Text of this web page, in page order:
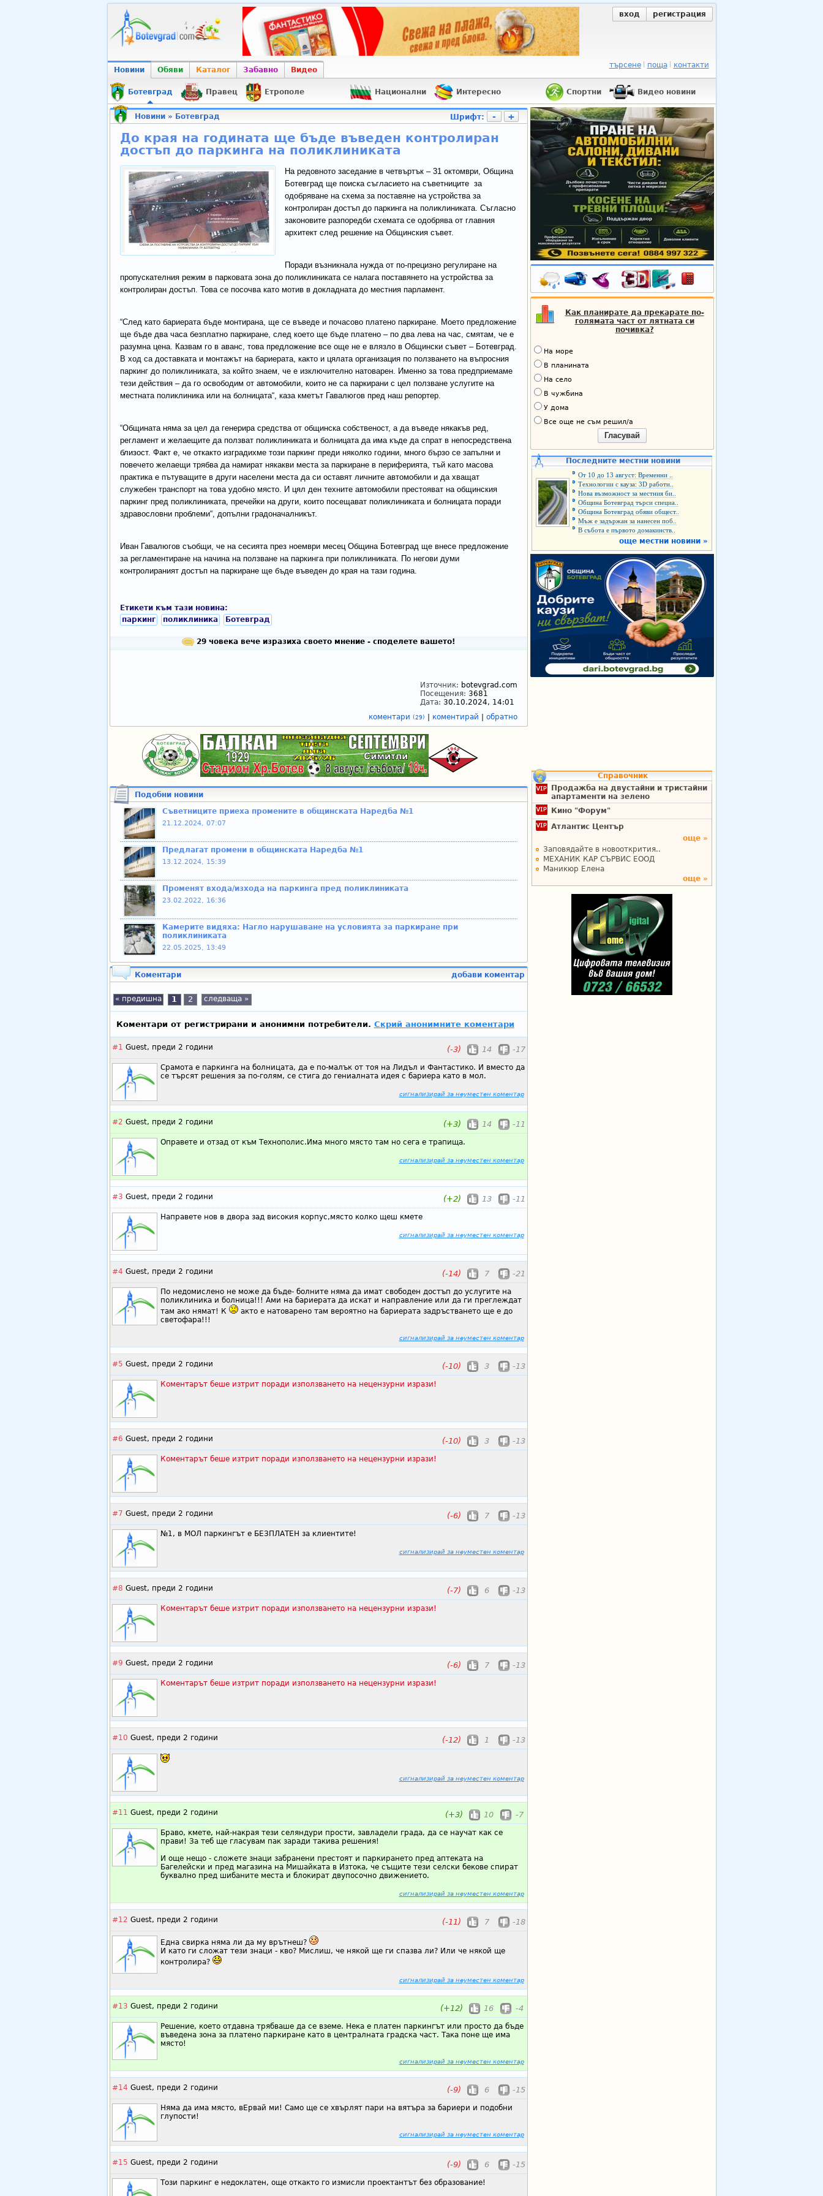
вход регистрация
Новини Обяви Каталог Забавно Видео
търсене поща контакти
Ботевград Правец Етрополе Национални Интересно Спортни Видео новини
Новини» Ботевград Шрифт: - +
До края на годината ще бъде въведен контролиран
достъп до паркинга на поликлиниката
На редовното заседание в четвъртък – 31 октомври, Община
Ботевград ще поиска съгласието на съветниците за
одобряване на схема за поставяне на устройства за
контролиран достъп до паркинга на поликлиниката. Съгласно
законовите разпоредби схемата се одобрява от главния
архитект след решение на Общинския съвет.
Поради възникнала нужда от по-прецизно регулиране на
пропускателния режим в парковата зона до поликлиниката се налага поставянето на устройства за
контролиран достъп. Това се посочва като мотив в докладната до местния парламент.
“След като бариерата бъде монтирана, ще се въведе и почасово платено паркиране. Моето предложение
ще бъде два часа безплатно паркиране, след което ще бъде платено – по два лева на час, смятам, че е
разумна цена. Казвам го в аванс, това предложение все още не е влязло в Общински съвет – Ботевград.
В ход са доставката и монтажът на бариерата, както и цялата организация по ползването на въпросния
паркинг до поликлиниката, за който знаем, че е изключително натоварен. Именно за това предприемаме
тези действия – да го освободим от автомобили, които не са паркирани с цел ползване услугите на
местната поликлиника или на болницата“, каза кметът Гавалюгов пред наш репортер.
“Общината няма за цел да генерира средства от общинска собственост, а да въведе някакъв ред,
регламент и желаещите да ползват поликлиниката и болницата да има къде да спрат в непосредствена
близост. Факт е, че откакто изградихме този паркинг преди няколко години, много бързо се запълни и
повечето желаещи трябва да намират някакви места за паркиране в периферията, тъй като масова
практика е пътуващите в други населени места да си оставят личните автомобили и да хващат
служебен транспорт на това удобно място. И цял ден техните автомобили престояват на общинския
паркинг пред поликлиниката, пречейки на други, които посещават поликлиниката и болницата поради
здравословни проблеми“, допълни градоначалникът.
Иван Гавалюгов съобщи, че на сесията през ноември месец Община Ботевград ще внесе предложение
за регламентиране на начина на ползване на паркинга при поликлиниката. По негови думи
контролираният достъп на паркиране ще бъде въведен до края на тази година.
Етикети към тази новина:
паркинг
поликлиника Ботевград
29 човека вече изразиха своето мнение - споделете вашето!
Източник: botevgrad.com
Посещения: 3681
Дата: 30.10.2024, 14:01
коментари (29) коментирай обратно
Подобни новини
Съветниците приеха промените в общинската Наредба №1
21.12.2024, 07:07
Предлагат промени в общинската Наредба №1
13.12.2024, 15:39
Променят входа/изхода на паркинга пред поликлиниката
23.02.2022, 16:36
Камерите видяха: Нагло нарушаване на условията за паркиране при
поликлиниката
22.05.2025, 13:49
Коментари добави коментар
« предишна 1 2 следваща »
Коментари от регистрирани и анонимни потребители. Скрий анонимните коментари
#1 Guest, преди 2 години (-3) 14 -17
Срамота е паркинга на болницата, да е по-малък от тоя на Лидъл и Фантастико. И вместо да
се търсят решения за по-голям, се стига до гениалната идея с бариера като в мол.
сигнализирай за неуместен коментар
#2 Guest, преди 2 години (+3) 14 -11
Оправете и отзад от към Технополис.Има много място там но сега е трапища.
сигнализирай за неуместен коментар
#3 Guest, преди 2 години (+2) 13 -11
Направете нов в двора зад високия корпус,място колко щеш кмете
сигнализирай за неуместен коментар
#4 Guest, преди 2 години (-14) 7 -21
По недомислено не може да бъде- болните няма да имат свободен достъп до услугите на
поликлиника и болница!!! Ами на бариерата да искат и направление или да ги преглеждат
там ако нямат! К
акто е натоварено там вероятно на бариерата задръстването ще е до
светофара!!!
сигнализирай за неуместен коментар
#5 Guest, преди 2 години (-10) 3 -13
Коментарът беше изтрит поради използването на нецензурни изрази!
#6 Guest, преди 2 години (-10) 3 -13
Коментарът беше изтрит поради използването на нецензурни изрази!
#7 Guest, преди 2 години (-6) 7 -13
№1, в МОЛ паркингът е БЕЗПЛАТЕН за клиентите!
сигнализирай за неуместен коментар
#8 Guest, преди 2 години (-7) 6 -13
Коментарът беше изтрит поради използването на нецензурни изрази!
#9 Guest, преди 2 години (-6) 7 -13
Коментарът беше изтрит поради използването на нецензурни изрази!
#10 Guest, преди 2 години (-12) 1 -13
сигнализирай за неуместен коментар
#11 Guest, преди 2 години (+3) 10 -7
Браво, кмете, най-накрая тези селяндури прости, завладели града, да се научат как се
прави! За теб ще гласувам пак заради такива решения!
И още нещо - сложете знаци забранени престоят и паркирането пред аптеката на
Багелейски и пред магазина на Мишайката в Изтока, че същите тези селски бекове спират
буквално пред шибаните места и блокират двупосочно движението.
сигнализирай за неуместен коментар
#12 Guest, преди 2 години (-11) 7 -18
Една свирка няма ли да му врътнеш?
И като ги сложат тези знаци - кво? Мислиш, че някой ще ги спазва ли? Или че някой ще
контролира?
сигнализирай за неуместен коментар
#13 Guest, преди 2 години (+12) 16 -4
Решение, което отдавна трябваше да се вземе. Нека е платен паркингът или просто да бъде
въведена зона за платено паркиране като в централната градска част. Така поне ще има
място!
сигнализирай за неуместен коментар
#14 Guest, преди 2 години (-9) 6 -15
Няма да има място, вЕрвай ми! Само ще се хвърлят пари на вятъра за бариери и подобни
глупости!
сигнализирай за неуместен коментар
#15 Guest, преди 2 години (-9) 6 -15
Този паркинг е недоклатен, още откакто го измисли проектантът без образование!
Как планирате да прекарате по-
голямата част от лятната си
почивка?
На море
В планината
На село
В чужбина
У дома
Все още не съм решил/а
Гласувай
Последните местни новини
От 10 до 13 август: Временни ..
Технологии с кауза: 3D работи..
Нова възможност за местния би..
Община Ботевград търси специа..
Община Ботевград обяви общест..
Мъж е задържан за нанесен поб..
В събота е първото домакинств..
още местни новини »
Справочник
Продажба на двустайни и тристайни
апартаменти на зелено
Кино "Форум"
Атлантис Център
още »
Заповядайте в новооткрития..
МЕХАНИК КАР СЪРВИС ЕООД
Маникюр Елена
още »